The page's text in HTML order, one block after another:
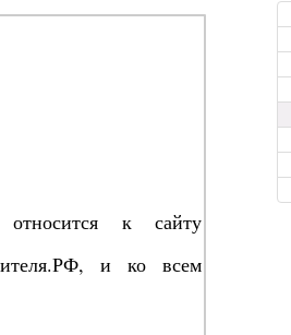
относится к сайту
и ко всем